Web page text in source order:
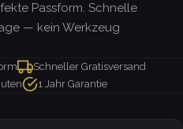
Passform. Schnelle
— kein Werkzeug
Schneller Gratisversand
1 Jahr Garantie